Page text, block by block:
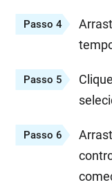
Passo 4
Passo 5
Passo 6